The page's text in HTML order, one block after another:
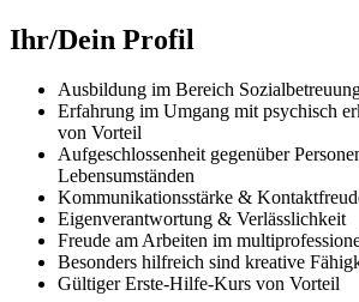
Ihr/Dein Profil
Ausbildung im Bereich
Erfahrung im Umgang mit psychisch
von Vorteil
Aufgeschlossenheit gegenüber
Lebensumständen
Kommunikationsstärke &
Eigenverantwortung & Verlässlichkeit
Freude am Arbeiten im
Besonders hilfreich sind kreative
Gültiger Erste-Hilfe-Kurs von Vorteil